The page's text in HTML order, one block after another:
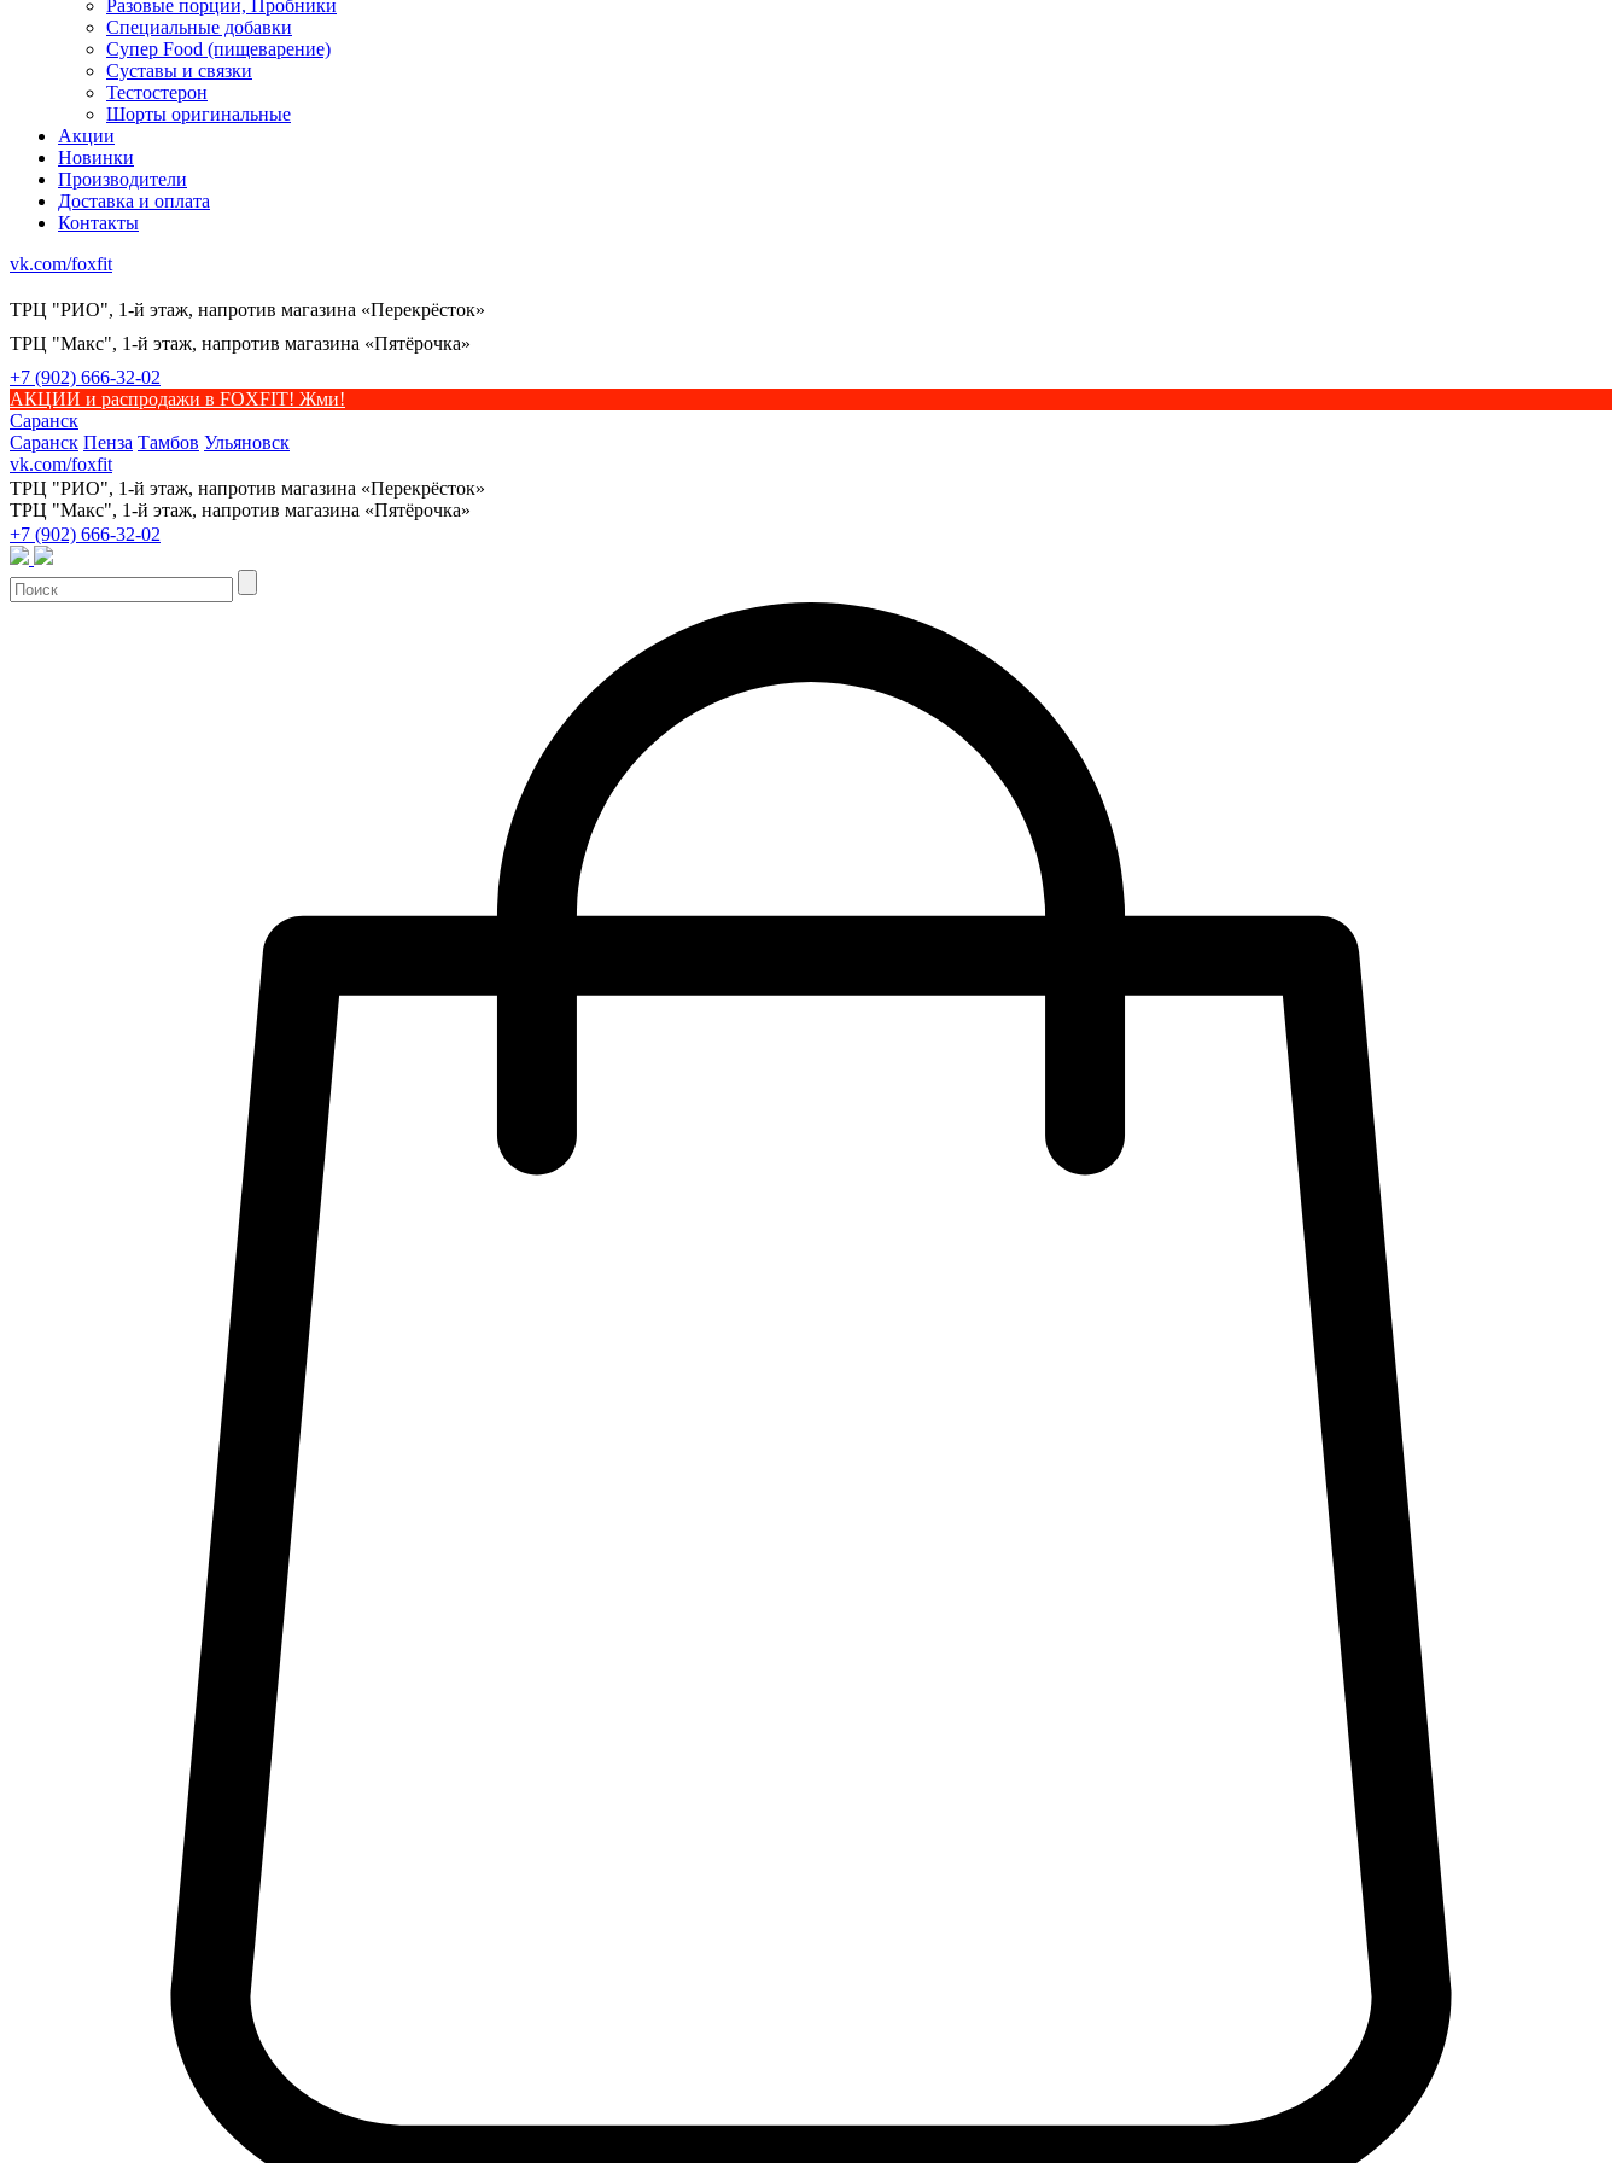
Разовые порции, Пробники
Специальные добавки
Супер Food (пищеварение)
Суставы и связки
Тестостерон
Шорты оригинальные
Акции
Новинки
Производители
Доставка и оплата
Контакты
vk.com/foxfit
ТРЦ "РИО", 1-й этаж, напротив магазина «Перекрёсток»
ТРЦ "Макс", 1-й этаж, напротив магазина «Пятёрочка»
+7 (902) 666-32-02
АКЦИИ и распродажи в FOXFIT! Жми!
Саранск
Саранск Пенза Тамбов Ульяновск
vk.com/foxfit
ТРЦ "РИО", 1-й этаж, напротив магазина «Перекрёсток»
ТРЦ "Макс", 1-й этаж, напротив магазина «Пятёрочка»
+7 (902) 666-32-02